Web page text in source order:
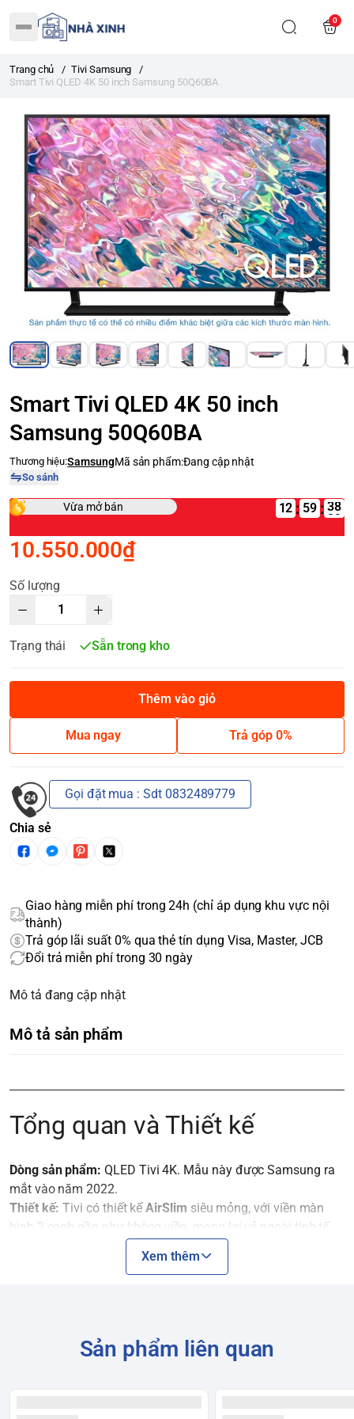
0
Trang chủ / Tivi Samsung
/
Smart Tivi QLED 4K 50 inch Samsung 50Q60BA
Smart Tivi QLED 4K 50 inch
Samsung 50Q60BA
Thương hiệu:SamsungMã sản phẩm:Đang cập nhật
So sánh
Vừa mở bán 12 : :
10.550.000₫
Số lượng
Trạng thái Sẵn trong kho
Thêm vào giỏ
Mua ngay Trả góp 0%
Gọi đặt mua : Sdt 0832489779
Chia sẻ
Giao hàng miễn phí trong 24h (chỉ áp dụng khu vực nội
thành)
Trả góp lãi suất 0% qua thẻ tín dụng Visa, Master, JCB
Đổi trả miễn phí trong 30 ngày
Mô tả đang cập nhật
Mô tả sản phẩm
Tổng quan và Thiết kế
Dòng sản phẩm: QLED Tivi 4K. Mẫu này được Samsung ra
mắt vào năm 2022.
Thiết kế: Tivi có thiết kếAirSlim siêu mỏng, với viền màn
hình 3 cạnh gần như không viền, mang lại vẻ ngoài tinh tế
và sang trọng. Kích thước 50 inch rất phù hợp với các không
gian phòng khách hoặc phòng ngủ vừa và nhỏ. Chân đế chữ
Công nghệ Hình ảnh
Xem thêm
Sản phẩm liên quan